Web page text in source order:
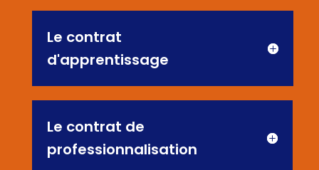
Le contrat
d'apprentissage
Le contrat de
professionnalisation